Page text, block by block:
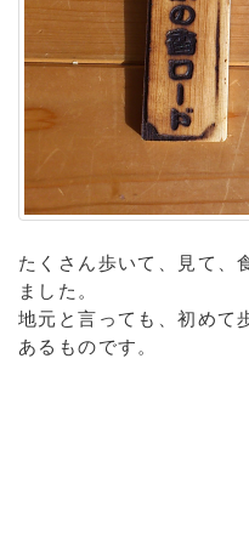
たくさん歩いて、見て、
ました。
地元と言っても、初めて
あるものです。